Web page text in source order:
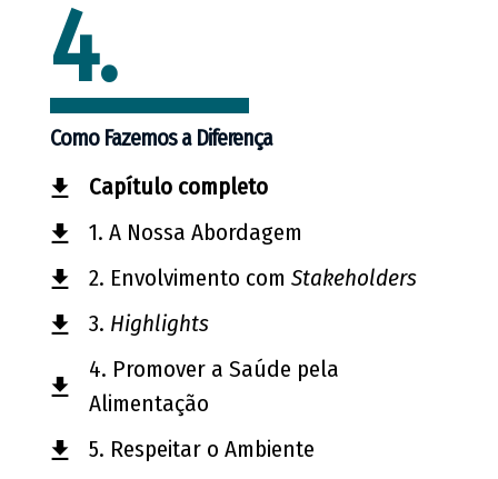
4.
Como Fazemos a Diferença
Capítulo completo
1. A Nossa Abordagem
2. Envolvimento com Stakeholders
3. Highlights
4. Promover a Saúde pela
Alimentação
5. Respeitar o Ambiente